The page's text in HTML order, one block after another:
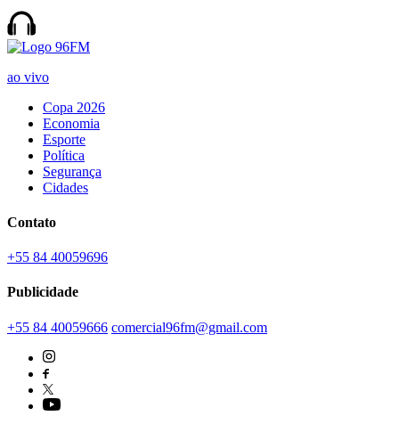
ao vivo
Copa 2026
Economia
Esporte
Política
Segurança
Cidades
Contato
+55 84 40059696
Publicidade
+55 84 40059666 comercial96fm@gmail.com